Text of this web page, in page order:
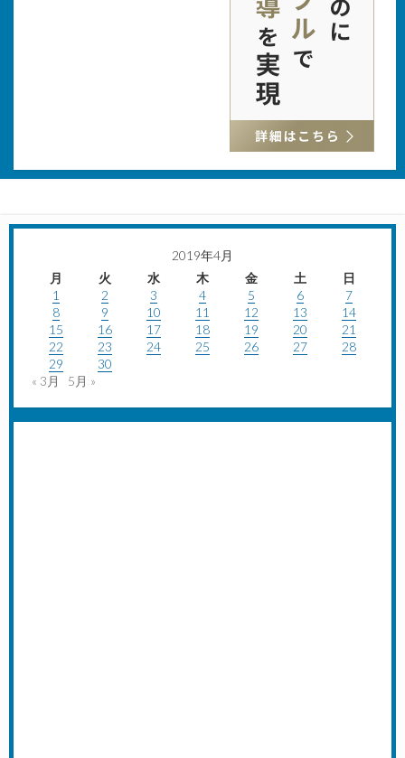
2019年4月
月
火 水 木 金 土
日
1
2 3 4 5 6
7
8
9 10 11 12 13
14
15
16 17 18 19 20
21
22
23 24 25 26 27
28
29
30
« 3月
5月 »